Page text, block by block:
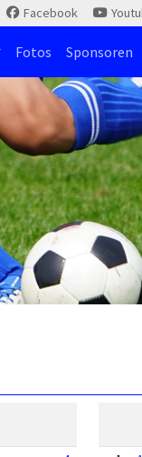
Facebook
Fotos Sponsoren